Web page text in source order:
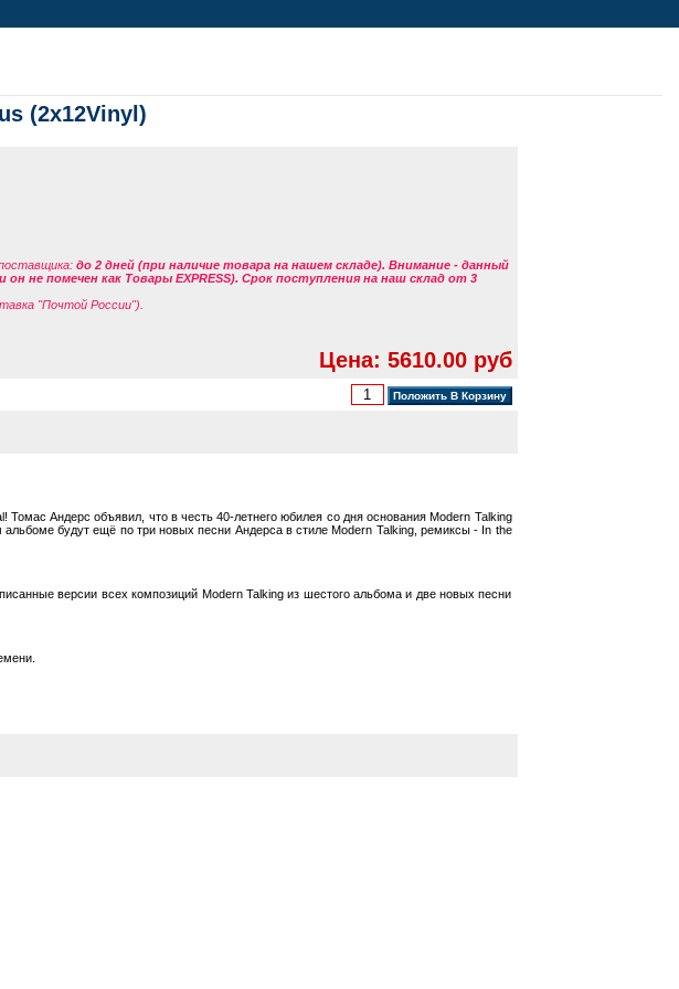
(2x12Vinyl)
: до 2 дней (при наличие товара на нашем складе). Внимание - данный
не помечен как Товары EXPRESS). Срок поступления на наш склад от 3
"Почтой России").
Цена: 5610.00 руб
Андерс объявил, что в честь 40-летнего юбилея со дня основания Modern Talking
будут ещё по три новых песни Андерса в стиле Modern Talking, ремиксы - In the
версии всех композиций Modern Talking из шестого альбома и две новых песни